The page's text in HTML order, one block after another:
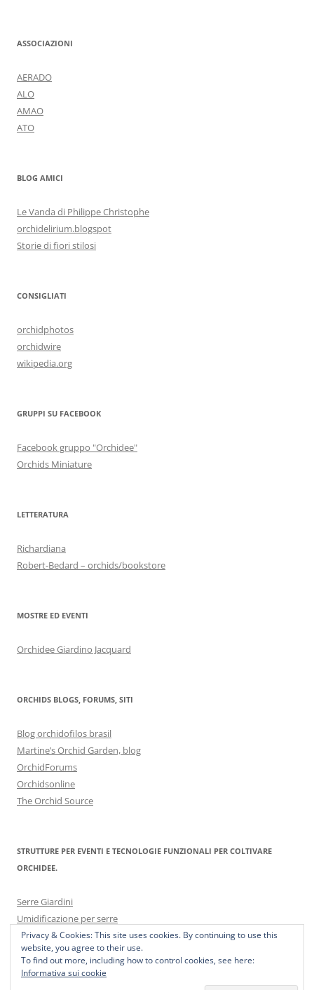
ASSOCIAZIONI
AERADO
ALO
AMAO
ATO
BLOG AMICI
Le Vanda di Philippe Christophe
orchidelirium.blogspot
Storie di fiori stilosi
CONSIGLIATI
orchidphotos
orchidwire
wikipedia.org
GRUPPI SU FACEBOOK
Facebook gruppo "Orchidee"
Orchids Miniature
LETTERATURA
Richardiana
Robert-Bedard – orchids/bookstore
MOSTRE ED EVENTI
Orchidee Giardino Jacquard
ORCHIDS BLOGS, FORUMS, SITI
Blog orchidofilos brasil
Martine’s Orchid Garden, blog
OrchidForums
Orchidsonline
The Orchid Source
STRUTTURE PER EVENTI E TECNOLOGIE FUNZIONALI PER COLTIVARE
ORCHIDEE.
Serre Giardini
Umidificazione per serre
Privacy & Cookies: This site uses cookies. By continuing to use this
website, you agree to their use.
To find out more, including how to control cookies, see here:
Informativa sui cookie